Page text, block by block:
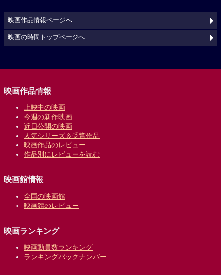
映画作品情報ページへ
映画の時間トップページへ
映画作品情報
上映中の映画
今週の新作映画
近日公開の映画
人気シリーズ＆受賞作品
映画作品のレビュー
作品別にレビューを読む
映画館情報
全国の映画館
映画館のレビュー
映画ランキング
映画動員数ランキング
ランキングバックナンバー